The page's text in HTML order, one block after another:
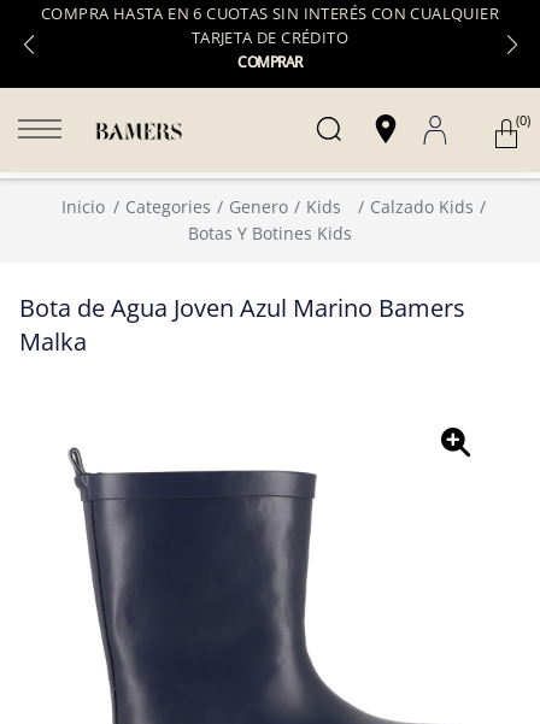
COMPRA HASTA EN 6 CUOTAS SIN INTERÉS CON CUALQUIER
TARJETA DE CRÉDITO
COMPRAR
(0)
Inicio Categories Genero Kids
Calzado Kids
Botas Y Botines Kids
Bota de Agua Joven Azul Marino Bamers
Malka